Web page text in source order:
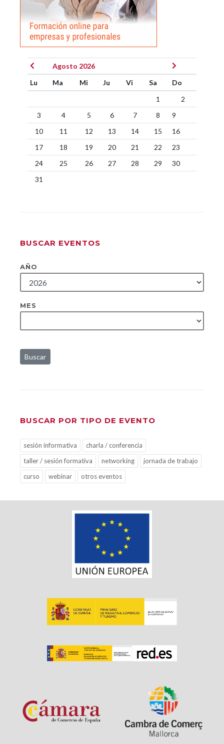
Agosto 2026
Lu
Ma Mi Ju Vi Sa
Do
1
2
3
4 5 6 7 8
9
10
11 12 13 14 15
16
17
18 19 20 21 22
23
24
25 26 27 28 29
30
31
BUSCAR EVENTOS
AÑO
MES
Buscar
BUSCAR POR TIPO DE EVENTO
sesión informativa
charla / conferencia
taller / sesión formativa
networking
jornada de trabajo
curso
webinar otros eventos